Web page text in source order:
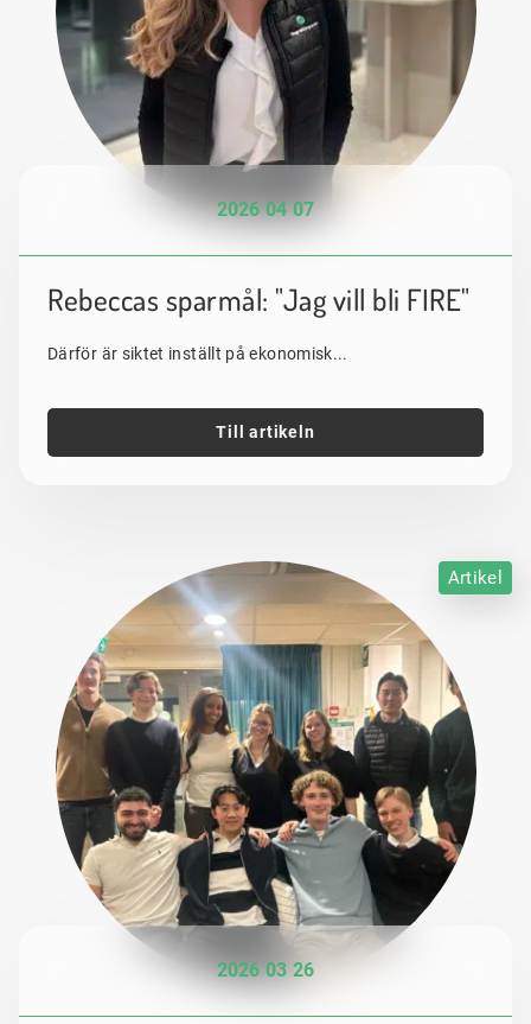
2026 04 07
Rebeccas sparmål: "Jag vill bli FIRE"
Därför är siktet inställt på ekonomisk...
Till artikeln
Artikel
2026 03 26